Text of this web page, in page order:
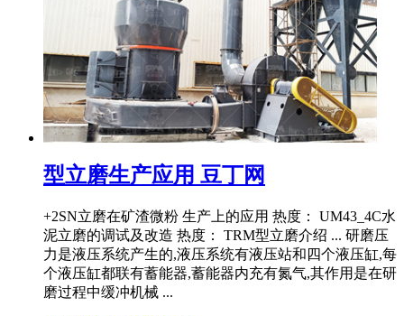
型立磨生产应用 豆丁网
+2SN立磨在矿渣微粉 生产上的应用 热度： UM43_4C水
泥立磨的调试及改造 热度： TRM型立磨介绍 ... 研磨压
力是液压系统产生的,液压系统有液压站和四个液压缸,每
个液压缸都联有蓄能器,蓄能器内充有氮气,其作用是在研
磨过程中缓冲机械 ...